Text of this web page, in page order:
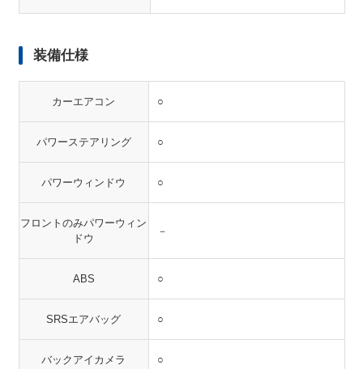
装備仕様
カーエアコン ○
パワーステアリング ○
パワーウィンドウ ○
フロントのみパワーウィン
ドウ
－
ABS ○
SRSエアバッグ ○
バックアイカメラ ○